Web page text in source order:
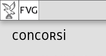
Concorsi